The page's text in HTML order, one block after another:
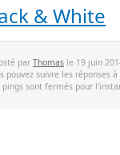
& White
par Thomas le 19 juin
pouvez suivre les réponses
sont fermés pour